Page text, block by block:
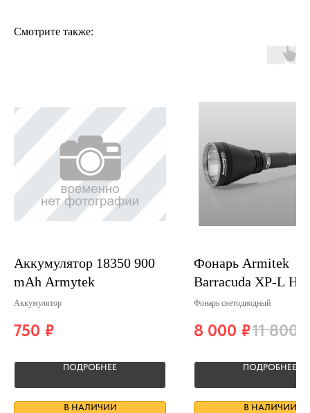
Смотрите также:
Аккумулятор 18350 900
mAh Armytek
Аккумулятор
750 ₽
ПОДРОБНЕЕ
В НАЛИЧИИ
Фонарь Armitek
Barracuda XP-L HI
Фонарь светодиодный
8 000 ₽11 800
ПОДРОБНЕЕ
В НАЛИЧИИ